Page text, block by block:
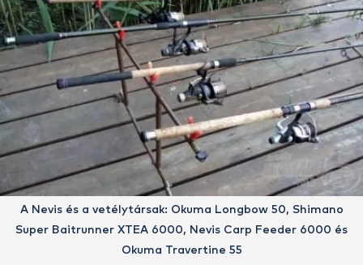
A Nevis és a vetélytársak: Okuma Longbow 50, Shimano
Super Baitrunner XTEA 6000, Nevis Carp Feeder 6000 és
Okuma Travertine 55